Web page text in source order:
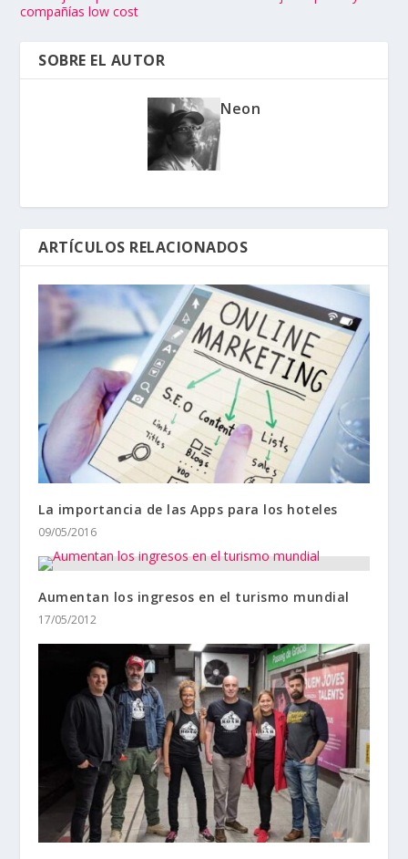
compañías low cost
SOBRE EL AUTOR
Neon
ARTÍCULOS RELACIONADOS
La importancia de las Apps para los hoteles
09/05/2016
Aumentan los ingresos en el turismo mundial
17/05/2012